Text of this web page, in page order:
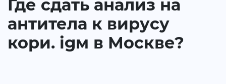
Где сдать анализ на
антитела к вирусу
кори. igм в Москве?